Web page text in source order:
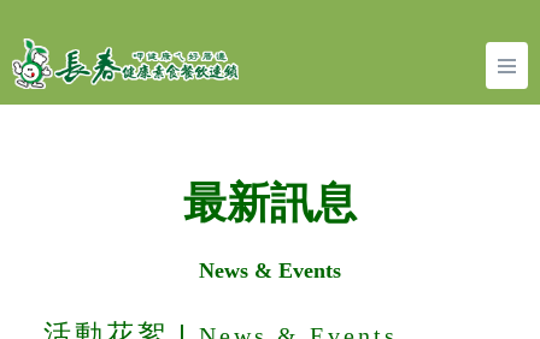
最新訊息
News & Events